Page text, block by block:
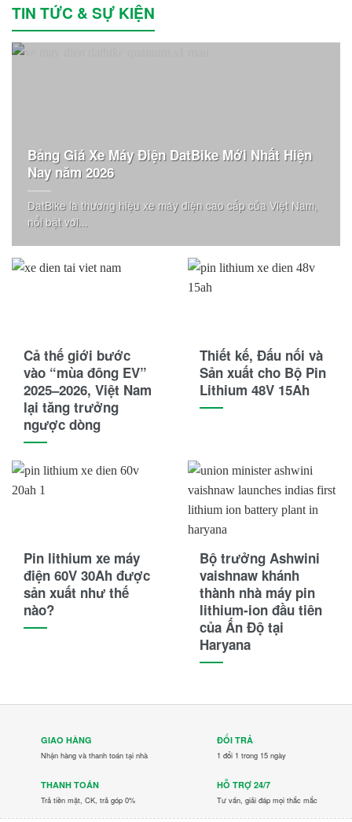
TIN TỨC & SỰ KIỆN
Bảng Giá Xe Máy Điện DatBike Mới Nhất Hiện
Nay năm 2026
DatBike là thương hiệu xe máy điện cao cấp của Việt Nam,
nổi bật với...
Cả thế giới bước
vào “mùa đông EV”
2025–2026, Việt Nam
lại tăng trưởng
ngược dòng
Thiết kế, Đấu nối và
Sản xuất cho Bộ Pin
Lithium 48V 15Ah
Pin lithium xe máy
điện 60V 30Ah được
sản xuất như thế
nào?
Bộ trưởng Ashwini
vaishnaw khánh
thành nhà máy pin
lithium-ion đầu tiên
của Ấn Độ tại
Haryana
GIAO HÀNG
Nhận hàng và thanh toán tại nhà
ĐỔI TRẢ
1 đổi 1 trong 15 ngày
THANH TOÁN
Trả tiền mặt, CK, trả góp 0%
HỖ TRỢ 24/7
Tư vấn, giải đáp mọi thắc mắc